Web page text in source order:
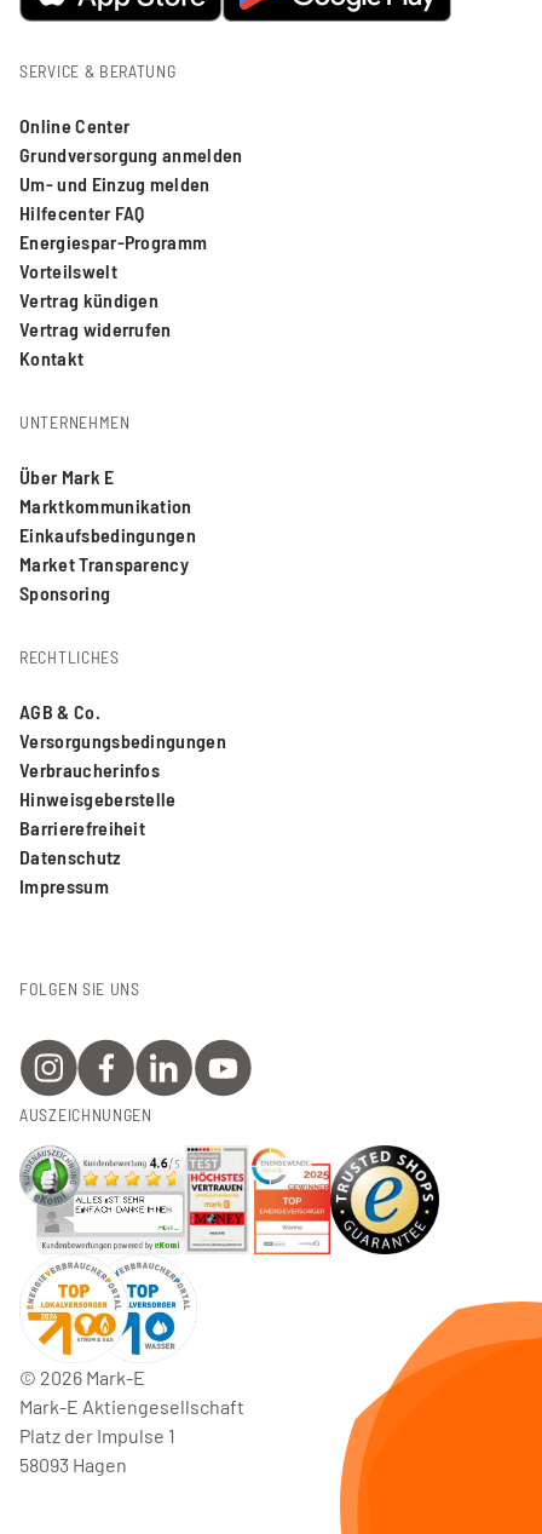
SERVICE & BERATUNG
Online Center
Grundversorgung anmelden
Um- und Einzug melden
Hilfecenter FAQ
Energiespar-Programm
Vorteilswelt
Vertrag kündigen
Vertrag widerrufen
Kontakt
UNTERNEHMEN
Über Mark E
Marktkommunikation
Einkaufsbedingungen
Market Transparency
Sponsoring
RECHTLICHES
AGB & Co.
Versorgungsbedingungen
Verbraucherinfos
Hinweisgeberstelle
Barrierefreiheit
Datenschutz
Impressum
FOLGEN SIE UNS
AUSZEICHNUNGEN
© 2026 Mark-E
Mark-E Aktiengesellschaft
Platz der Impulse 1
58093 Hagen